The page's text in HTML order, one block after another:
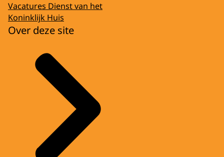
Vacatures Dienst van het
Koninklijk Huis
Over deze site